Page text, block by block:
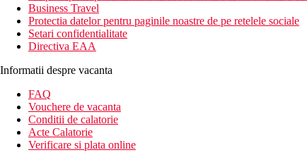
Business Travel
Protectia datelor pentru paginile noastre de pe retelele sociale
Setari confidentialitate
Directiva EAA
Informatii despre vacanta
FAQ
Vouchere de vacanta
Conditii de calatorie
Acte Calatorie
Verificare si plata online